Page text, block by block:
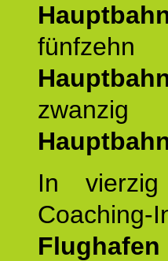
In vierzig